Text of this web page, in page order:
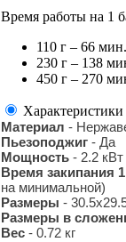
Время работы на 1
110 г – 66 мин.
230 г – 138
450 г – 270
Характеристики
Материал -
Пьезоподжиг - Да
Мощность - 2.2 кВт
Время закипания
на минимальной)
Размеры -
Размеры в
Вес - 0.72 кг